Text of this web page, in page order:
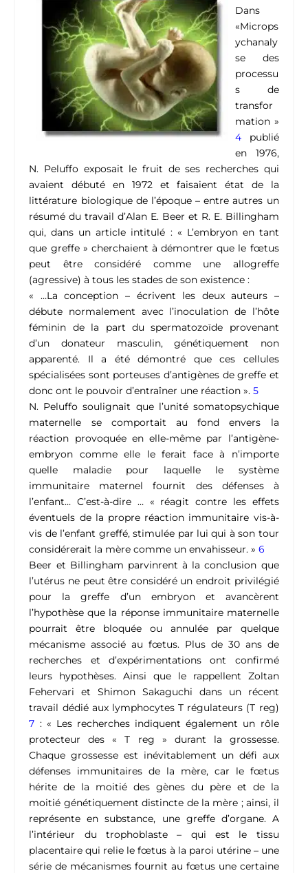
Dans
«Microps
ychanaly
se des
processu
s de
transfor
mation »
4 publié
en 1976,
N. Peluffo exposait le fruit de ses recherches qui
avaient débuté en 1972 et faisaient état de la
littérature biologique de l’époque – entre autres un
résumé du travail d’Alan E. Beer et R. E. Billingham
qui, dans un article intitulé : « L’embryon en tant
que greffe » cherchaient à démontrer que le fœtus
peut être considéré comme une allogreffe
(agressive) à tous les stades de son existence :
« …La conception – écrivent les deux auteurs –
débute normalement avec l’inoculation de l’hôte
féminin de la part du spermatozoïde provenant
d’un donateur masculin, génétiquement non
apparenté. Il a été démontré que ces cellules
spécialisées sont porteuses d’antigènes de greffe et
donc ont le pouvoir d’entraîner une réaction ».5
N. Peluffo soulignait que l’unité somatopsychique
maternelle se comportait au fond envers la
réaction provoquée en elle-même par l’antigène-
embryon comme elle le ferait face à n’importe
quelle maladie pour laquelle le système
immunitaire maternel fournit des défenses à
l’enfant… C’est-à-dire … « réagit contre les effets
éventuels de la propre réaction immunitaire vis-à-
vis de l’enfant greffé, stimulée par lui qui à son tour
considérerait la mère comme un envahisseur. »6
Beer et Billingham parvinrent à la conclusion que
l’utérus ne peut être considéré un endroit privilégié
pour la greffe d’un embryon et avancèrent
l’hypothèse que la réponse immunitaire maternelle
pourrait être bloquée ou annulée par quelque
mécanisme associé au fœtus. Plus de 30 ans de
recherches et d’expérimentations ont confirmé
leurs hypothèses. Ainsi que le rappellent Zoltan
Fehervari et Shimon Sakaguchi dans un récent
travail dédié aux lymphocytes T régulateurs (T reg)
7 : « Les recherches indiquent également un rôle
protecteur des « T reg » durant la grossesse.
Chaque grossesse est inévitablement un défi aux
défenses immunitaires de la mère, car le fœtus
hérite de la moitié des gènes du père et de la
moitié génétiquement distincte de la mère ; ainsi, il
représente en substance, une greffe d’organe. A
l’intérieur du trophoblaste – qui est le tissu
placentaire qui relie le fœtus à la paroi utérine – une
série de mécanismes fournit au fœtus une certaine